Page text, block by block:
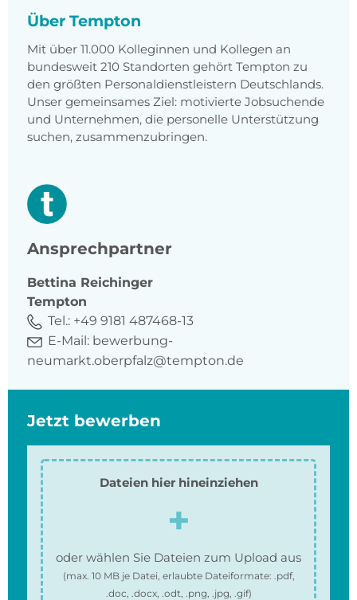
Über Tempton
Mit über 11.000 Kolleginnen und Kollegen an
bundesweit 210 Standorten gehört Tempton zu
den größten Personaldienstleistern Deutschlands.
Unser gemeinsames Ziel: motivierte Jobsuchende
und Unternehmen, die personelle Unterstützung
suchen, zusammenzubringen.
Ansprechpartner
Bettina Reichinger
Tempton
Tel.: +49 9181 487468-13
E-Mail: bewerbung-
neumarkt.oberpfalz@tempton.de
Jetzt bewerben
Dateien hier hineinziehen
oder wählen Sie Dateien zum Upload aus
(max. 10 MBje Datei, erlaubte Dateiformate: .pdf,
.doc, .docx, .odt, .png, .jpg, .gif)